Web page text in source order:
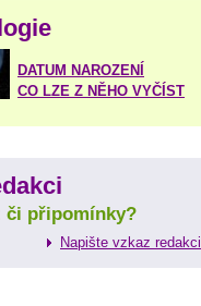
DATUM NAROZENÍ
CO LZE Z NĚHO VYČÍST
či připomínky?
Napište vzkaz redakci